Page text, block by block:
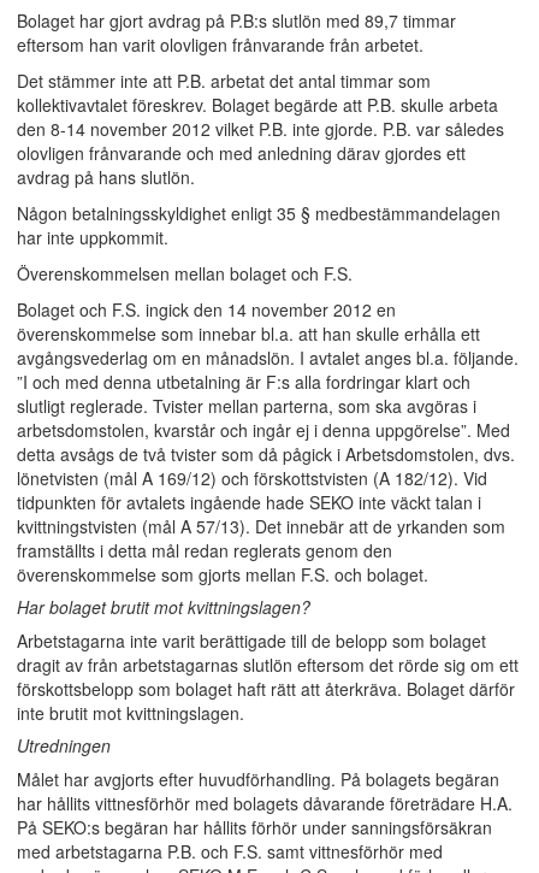
Bolaget har gjort avdrag på P.B:s slutlön med 89,7 timmar
eftersom han varit olovligen frånvarande från arbetet.
Det stämmer inte att P.B. arbetat det antal timmar som
kollektivavtalet föreskrev. Bolaget begärde att P.B. skulle arbeta
den 8-14 november 2012 vilket P.B. inte gjorde. P.B. var således
olovligen frånvarande och med anledning därav gjordes ett
avdrag på hans slutlön.
Någon betalningsskyldighet enligt 35 § medbestämmandelagen
har inte uppkommit.
Överenskommelsen mellan bolaget och F.S.
Bolaget och F.S. ingick den 14 november 2012 en
överenskommelse som innebar bl.a. att han skulle erhålla ett
avgångsvederlag om en månadslön. I avtalet anges bl.a. följande.
”I och med denna utbetalning är F:s alla fordringar klart och
slutligt reglerade. Tvister mellan parterna, som ska avgöras i
arbetsdomstolen, kvarstår och ingår ej i denna uppgörelse”. Med
detta avsågs de två tvister som då pågick i Arbetsdomstolen, dvs.
lönetvisten (mål A 169/12) och förskottstvisten (A 182/12). Vid
tidpunkten för avtalets ingående hade SEKO inte väckt talan i
kvittningstvisten (mål A 57/13). Det innebär att de yrkanden som
framställts i detta mål redan reglerats genom den
överenskommelse som gjorts mellan F.S. och bolaget.
Har bolaget brutit mot kvittningslagen?
Arbetstagarna inte varit berättigade till de belopp som bolaget
dragit av från arbetstagarnas slutlön eftersom det rörde sig om ett
förskottsbelopp som bolaget haft rätt att återkräva. Bolaget därför
inte brutit mot kvittningslagen.
Utredningen
Målet har avgjorts efter huvudförhandling. På bolagets begäran
har hållits vittnesförhör med bolagets dåvarande företrädare H.A.
På SEKO:s begäran har hållits förhör under sanningsförsäkran
med arbetstagarna P.B. och F.S. samt vittnesförhör med